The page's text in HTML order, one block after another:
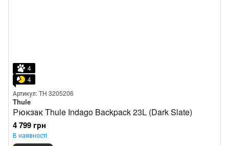
4
4
Артикул: TH 3205206
Thule
Рюкзак Thule Indago Backpack 23L (Dark Slate)
4 799 грн
В наявності